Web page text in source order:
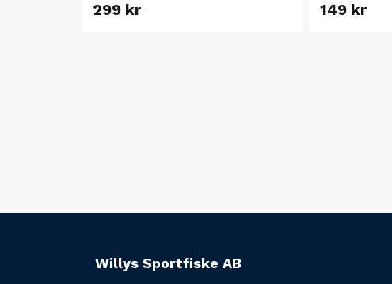
299 kr 149 kr
Willys Sportfiske AB